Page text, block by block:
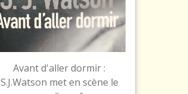
Avant d'aller dormir :
S.J.Watson met en scène le